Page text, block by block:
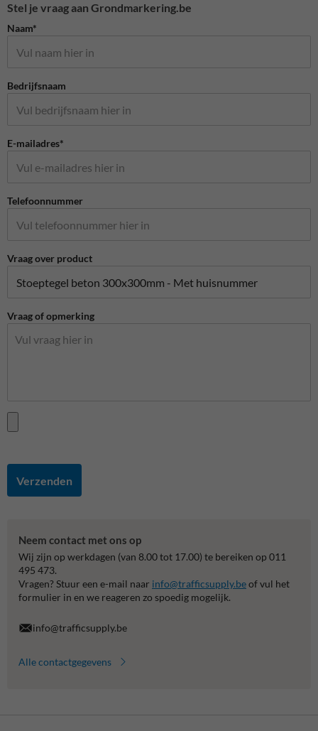
Stel je vraag aan Grondmarkering.be
Naam*
Bedrijfsnaam
E-mailadres*
Telefoonnummer
Vraag over product
Vraag of opmerking
Verzenden
Neem contact met ons op
Wij zijn op werkdagen (van 8.00 tot 17.00) te bereiken op 011
495 473.
Vragen? Stuur een e-mail naar info@trafficsupply.beof vul het
formulier in en we reageren zo spoedig mogelijk.
info@trafficsupply.be
Alle contactgegevens